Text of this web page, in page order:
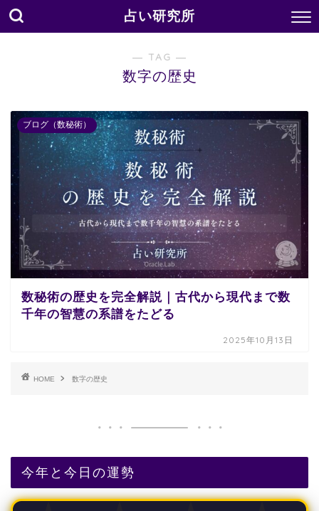
占い研究所
― TAG ―
数字の歴史
ブログ（数秘術）
数秘術の歴史を完全解説｜古代から現代まで数
千年の智慧の系譜をたどる
2025年10月13日
HOME 数字の歴史
今年と今日の運勢